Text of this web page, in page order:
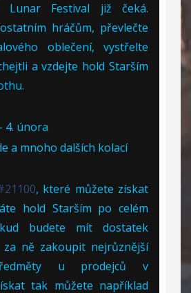
Lunar Festival již čeká.
hráčům, převlečte
oblečení, vystřelte
a vzdejte hold Starším
4. února
a mnoho dalších kolací
, které můžete získat
hold Starším po celém
budete mít dostatek
za ně zakoupit nejrůznější
u prodejců v
tak můžete například